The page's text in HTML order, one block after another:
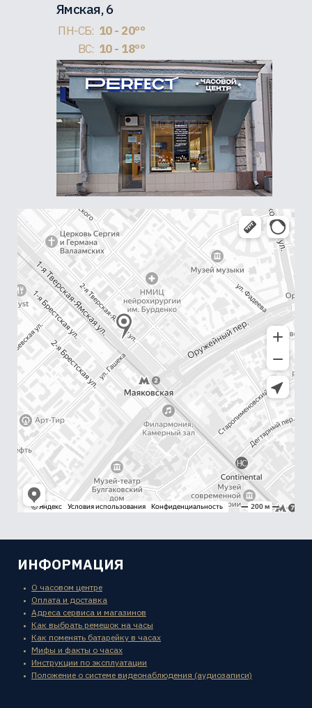
Ямская, 6
ПН-СБ: 10 - 20ºº
ВС: 10 - 18ºº
ИНФОРМАЦИЯ
О часовом центре
Оплата и доставка
Адреса сервиса и магазинов
Как выбрать ремешок на часы
Как поменять батарейку в часах
Мифы и факты о часах
Инструкции по эксплуатации
Положение о системе видеонаблюдения (аудиозаписи)